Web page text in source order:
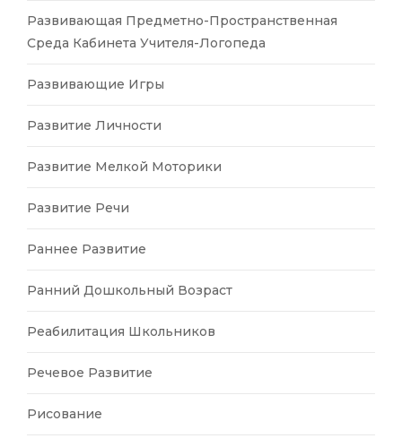
Развивающая Предметно-Пространственная
Среда Кабинета Учителя-Логопеда
Развивающие Игры
Развитие Личности
Развитие Мелкой Моторики
Развитие Речи
Раннее Развитие
Ранний Дошкольный Возраст
Реабилитация Школьников
Речевое Развитие
Рисование